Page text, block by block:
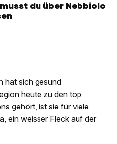
du über Nebbiolo
hat sich gesund
heute zu den top
gehört, ist sie für viele
ein weisser Fleck auf der